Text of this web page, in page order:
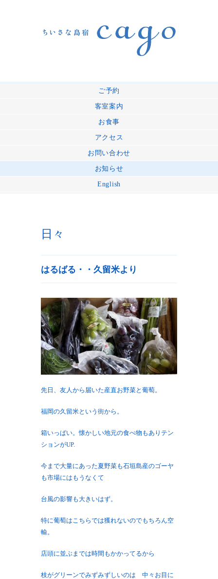
ご予約
客室案内
お食事
アクセス
お問い合わせ
お知らせ
English
日々
はるばる・・久留米より
先日、友人から届いた産直お野菜と葡萄。
福岡の久留米という街から。
箱いっぱい。懐かしい地元の食べ物もありテン
ションがUP.
今まで大量にあった夏野菜も石垣島産のゴーヤ
も市場にはもうなくて
台風の影響も大きいはず。
特に葡萄はこちらでは獲れないのでもちろん空
輸。
店頭に並ぶまでは時間もかかってるから
枝がグリーンでみずみずしいのは 中々お目に